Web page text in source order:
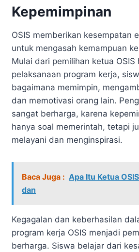
Kepemimpinan
OSIS memberikan kesempatan
untuk mengasah kemampuan
Mulai dari pemilihan ketua OSIS
pelaksanaan program kerja,
bagaimana memimpin,
dan memotivasi orang lain.
sangat berharga, karena
hanya soal memerintah, tetapi
melayani dan menginspirasi.
Baca Juga : Apa Itu Ketua
dan
Kegagalan dan keberhasilan
program kerja OSIS menjadi
berharga. Siswa belajar dari